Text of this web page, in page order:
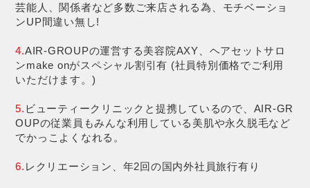
芸能人、関係者など多数ご来店される為、モチベーショ
ンUP間違い無し!
4.AIR-GROUPの運営する美容院AXY、ヘアセットサロ
ンmake onがスペシャル割引有 (社員特別価格でご利用
いただけます。)
5. ビューティークリニックと提携しているので、AIR-GR
OUPの従業員もみんな利用している美肌や永久脱毛など
でかっこよくなれる。
6. レクリエーション、年2回の国内外社員旅行有り